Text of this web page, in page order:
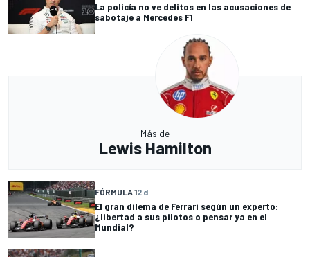
La policía no ve delitos en las acusaciones de
sabotaje a Mercedes F1
Más de
Lewis Hamilton
FÓRMULA 12 d
El gran dilema de Ferrari según un experto:
¿libertad a sus pilotos o pensar ya en el
Mundial?